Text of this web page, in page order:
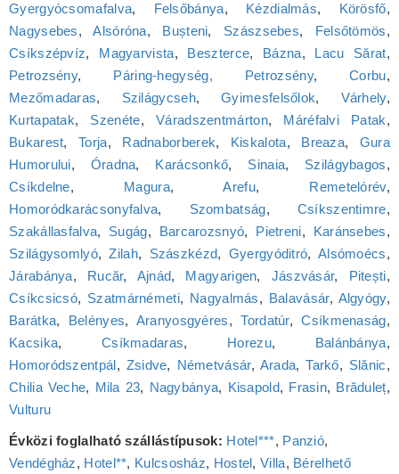
Gyergyócsomafalva, Felsőbánya, Kézdialmás, Körösfő,
Nagysebes,Alsóróna, Bușteni, Szászsebes, Felsőtömös,
Csíkszépvíz, Magyarvista, Beszterce, Bázna, Lacu Sărat,
Petrozsény, Páring-hegység, Petrozsény,Corbu,
Mezőmadaras, Szilágycseh,Gyimesfelsőlok, Várhely,
Kurtapatak, Szenéte,Váradszentmárton, Máréfalvi Patak,
Bukarest,Torja, Radnaborberek, Kiskalota, Breaza, Gura
Humorului, Óradna, Karácsonkő, Sinaia, Szilágybagos,
Csíkdelne, Magura,Arefu, Remetelórév,
Homoródkarácsonyfalva, Szombatság, Csíkszentimre,
Szakállasfalva, Sugág, Barcarozsnyó, Pietreni, Karánsebes,
Szilágysomlyó,Zilah, Szászkézd, Gyergyóditró, Alsómoécs,
Járabánya, Rucăr, Ajnád, Magyarigen, Jászvásár, Pitești,
Csíkcsicsó, Szatmárnémeti, Nagyalmás, Balavásár, Algyógy,
Barátka, Belényes, Aranyosgyéres,Tordatúr,Csíkmenaság,
Kacsika, Csíkmadaras, Horezu, Balánbánya,
Homoródszentpál, Zsidve, Németvásár, Arada,Tarkő, Slănic,
Chilia Veche, Mila 23, Nagybánya, Kisapold, Frasin, Brăduleț,
Vulturu
Évközi foglalható szállástípusok: Hotel***, Panzió,
Vendégház, Hotel**, Kulcsosház, Hostel,Villa, Bérelhető